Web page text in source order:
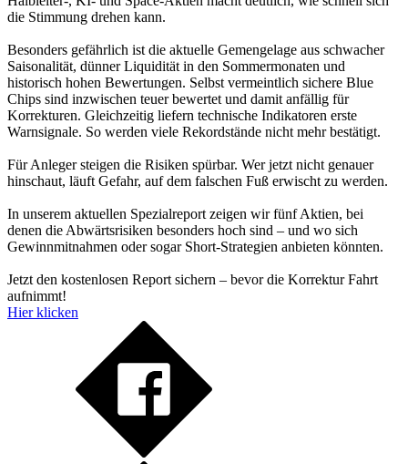
die Stimmung drehen kann.
Besonders gefährlich ist die aktuelle Gemengelage aus schwacher
Saisonalität, dünner Liquidität in den Sommermonaten und
historisch hohen Bewertungen. Selbst vermeintlich sichere Blue
Chips sind inzwischen teuer bewertet und damit anfällig für
Korrekturen. Gleichzeitig liefern technische Indikatoren erste
Warnsignale. So werden viele Rekordstände nicht mehr bestätigt.
Für Anleger steigen die Risiken spürbar. Wer jetzt nicht genauer
hinschaut, läuft Gefahr, auf dem falschen Fuß erwischt zu werden.
In unserem aktuellen Spezialreport zeigen wir fünf Aktien, bei
denen die Abwärtsrisiken besonders hoch sind – und wo sich
Gewinnmitnahmen oder sogar Short-Strategien anbieten könnten.
Jetzt den kostenlosen Report sichern – bevor die Korrektur Fahrt
aufnimmt!
Hier klicken